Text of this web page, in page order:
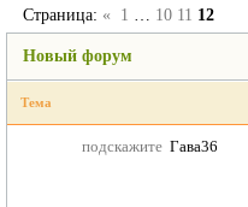
Новый форум
Страница: « 1 10 11 12
Тема
подскажите Гава36